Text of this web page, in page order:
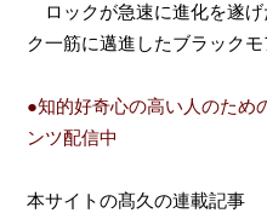
ロックが急速に進化を遂げ
ク一筋に邁進したブラックモ
●知的好奇心の高い人のため
ンツ配信中
本サイトの髙久の連載記事